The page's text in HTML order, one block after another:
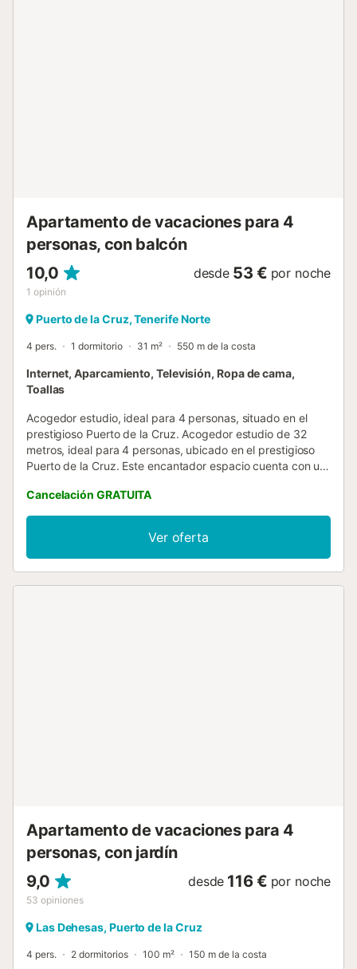
Apartamento de vacaciones para 4
personas, con balcón
10,0
1 opinión
desde 53 € por noche
Puerto de la Cruz, Tenerife Norte
4 pers. 1 dormitorio 31 m² 550 m de la costa
Internet, Aparcamiento, Televisión, Ropa de cama,
Toallas
Acogedor estudio, ideal para 4 personas, situado en el
prestigioso Puerto de la Cruz. Acogedor estudio de 32
metros, ideal para 4 personas, ubicado en el prestigioso
Puerto de la Cruz. Este encantador espacio cuenta con un
de momentos al aire libre en un mueble exterior. El estudio
dispone de una cómoda cama doble y un sofá-cama,
garantizando un descanso placentero a sus ocupantes. La
cocina está completamente equipada con todos los
utensilios necesarios, así como un microondas, una
Cancelación GRATUITA
Ver oferta
Apartamento de vacaciones para 4
personas, con jardín
9,0
53 opiniones
desde 116 € por noche
Las Dehesas, Puerto de la Cruz
4 pers. 2 dormitorios 100 m² 150 m de la costa